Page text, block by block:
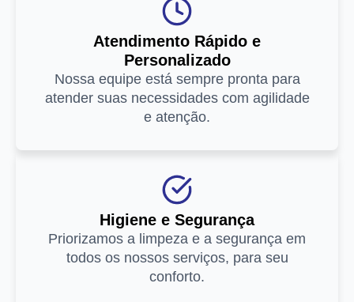
Atendimento Rápido e
Personalizado
Nossa equipe está sempre pronta para
atender suas necessidades com agilidade
e atenção.
Higiene e Segurança
Priorizamos a limpeza e a segurança em
todos os nossos serviços, para seu
conforto.